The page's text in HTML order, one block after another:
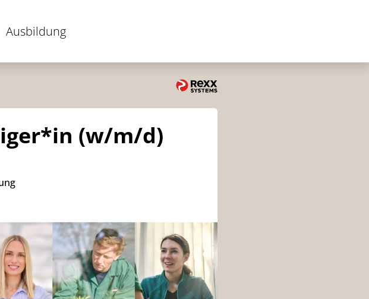
Ausbildung
(w/m/d)